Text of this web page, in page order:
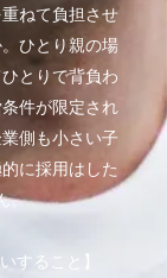
ねて負担させ
ひとり親の場
とりで背負わ
件が限定され
側も小さい子
に採用はした
。
すること】